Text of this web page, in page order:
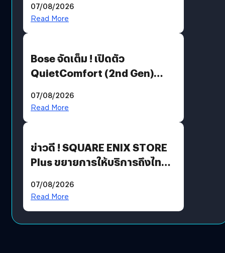
มีภาษาไทยด้วย
07/08/2026
Read More
Bose จัดเต็ม ! เปิดตัว
QuietComfort (2nd Gen)
07/08/2026
Read More
ข่าวดี ! SQUARE ENIX STORE
Plus ขยายการให้บริการถึงไทย
โดยตรง
07/08/2026
Read More